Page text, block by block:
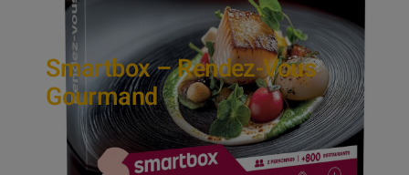
Smartbox – Rendez-Vous
Gourmand